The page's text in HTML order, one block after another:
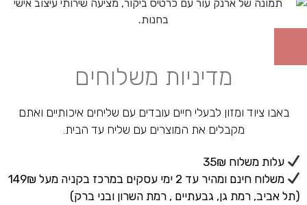
מדיניות משלוחים
באבו ציוד ומזון לבעלי חיים עובדים עם שליחים איכותיים ואתם
מקבלים את המוצרים עם שליח עד הבית.
עלות משלוח 35₪
משלוח חינם ומהיר עד 2 ימי עסקים במרכז בקניה מעל 149₪
(תל אביב, רמת גן, גבעתיים , רמת השרון ובני ברק)